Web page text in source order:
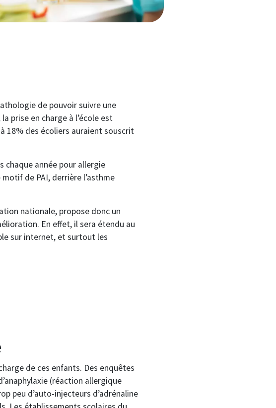
de pouvoir suivre une
prise en charge à l’école est
18% des écoliers auraient souscrit
chaque année pour allergie
de PAI, derrière l’asthme
nationale, propose donc un
En effet, il sera étendu au
sur internet, et surtout les
de ces enfants. Des enquêtes
(réaction allergique
peu d’auto-injecteurs d’adrénaline